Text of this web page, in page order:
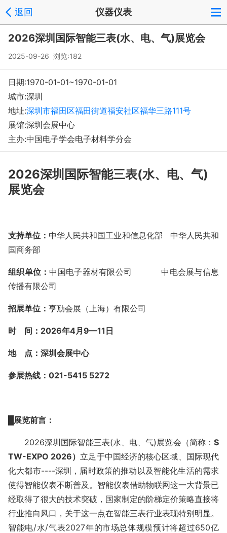
返回 仪器仪表
2026深圳国际智能三表(水、电、气)展览会
2025-09-26 浏览:182
日期:1970-01-01~1970-01-01
城市:深圳
地址:深圳市福田区福田街道福安社区福华三路111号
展馆:深圳会展中心
主办:中国电子学会电子材料学分会
2026深圳国际智能三表(水、电、气)
展览会
支持单位： 中华人民共和国工业和信息化部
中华人民共和
国商务部
组织单位： 中国电子器材有限公司
中电会展与信息
传播有限公司
招展单位： 亨劢会展（上海）有限公司
时 间： 2026年4月 9—11 日
地 点：深圳会展中心
参展热线： 021-5415 5272
展览前言 ：
2026深圳国际智能三表(水、电、气)展览会（简称： S
TW-EXPO 2026） 立足于中国经济的核心区域、国际现代
化大都市----深圳，届时政策的推动以及智能化生活的需求
使得智能仪表不断普及。智能仪表借助物联网这一大背景已
经取得了很大的技术突破，国家制定的阶梯定价策略直接将
行业推向风口，关于这一点在智能三表行业表现特别明显。
智能电/水/气表2027年的市场总体规模预计将超过650亿
注册 反馈
Copyright © 2008-2018 环球会展网 fairglobal.com.cn 版权所有